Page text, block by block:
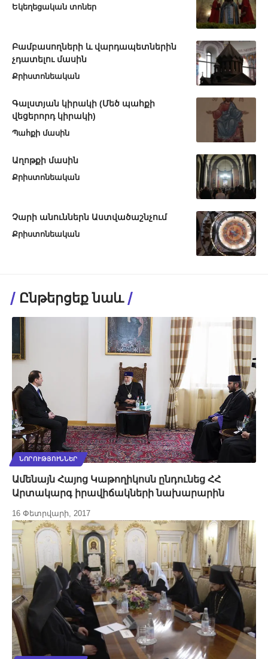
Եկեղեցական տոներ
Բամբասողների և վարդապետներին
չդատելու մասին
Քրիստոնեական
Գալստյան կիրակի (Մեծ պահքի
վեցերորդ կիրակի)
Պահքի մասին
Աղոթքի մասին
Քրիստոնեական
Չարի անուններն Աստվածաշնչում
Քրիստոնեական
Ընթերցեք նաև
ՆՈՐՈՒԹՅՈՒՆՆԵՐ
Ամենայն Հայոց Կաթողիկոսն ընդունեց ՀՀ
Արտակարգ իրավիճակների նախարարին
16 Փետրվարի, 2017